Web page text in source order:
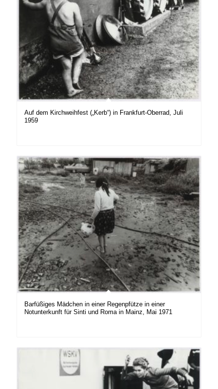
Auf dem Kirchweihfest („Kerb“) in Frankfurt-Oberrad, Juli
1959
Barfüßiges Mädchen in einer Regenpfütze in einer
Notunterkunft für Sinti und Roma in Mainz, Mai 1971